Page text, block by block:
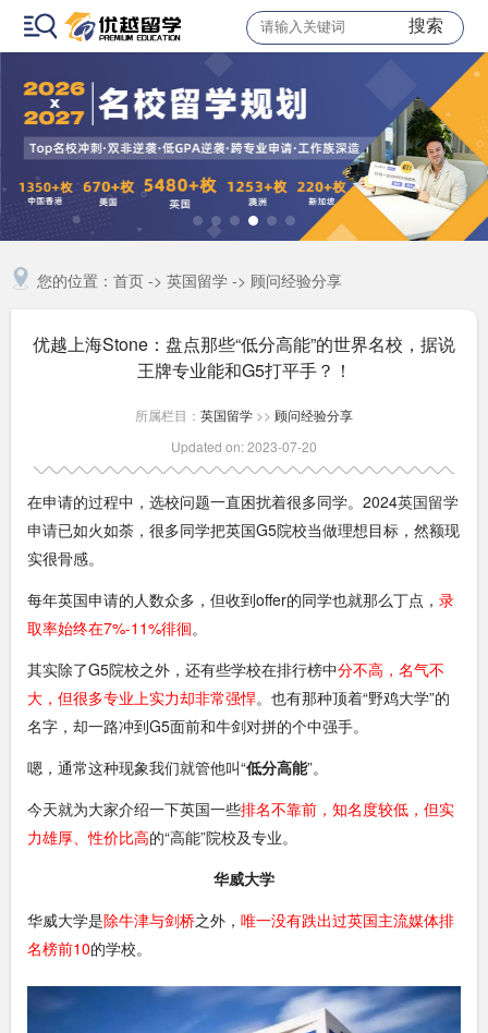
搜索
您的位置： 首页-> 英国留学-> 顾问经验分享
优越上海Stone：盘点那些“低分高能”的世界名校，据说
王牌专业能和G5打平手？！
所属栏目： 英国留学 >> 顾问经验分享
Updated on: 2023-07-20
在申请的过程中，选校问题一直困扰着很多同学。2024英国留学
申请已如火如荼，很多同学把英国G5院校当做理想目标，然额现
实很骨感。
每年英国申请的人数众多，但收到offer的同学也就那么丁点， 录
取率始终在7%-11%徘徊。
其实除了G5院校之外，还有些学校在排行榜中分不高，名气不
大，但很多专业上实力却非常强悍。也有那种顶着“野鸡大学”的
名字，却一路冲到G5面前和牛剑对拼的个中强手。
嗯，通常这种现象我们就管他叫“低分高能”。
今天就为大家介绍一下英国一些排名不靠前，知名度较低，但实
力雄厚、性价比高的“高能”院校及专业。
华威大学
华威大学是除牛津与剑桥之外， 唯一没有跌出过英国主流媒体排
名榜前10的学校。